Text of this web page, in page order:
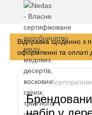
Відправка щоденно з
оформленні та оплаті